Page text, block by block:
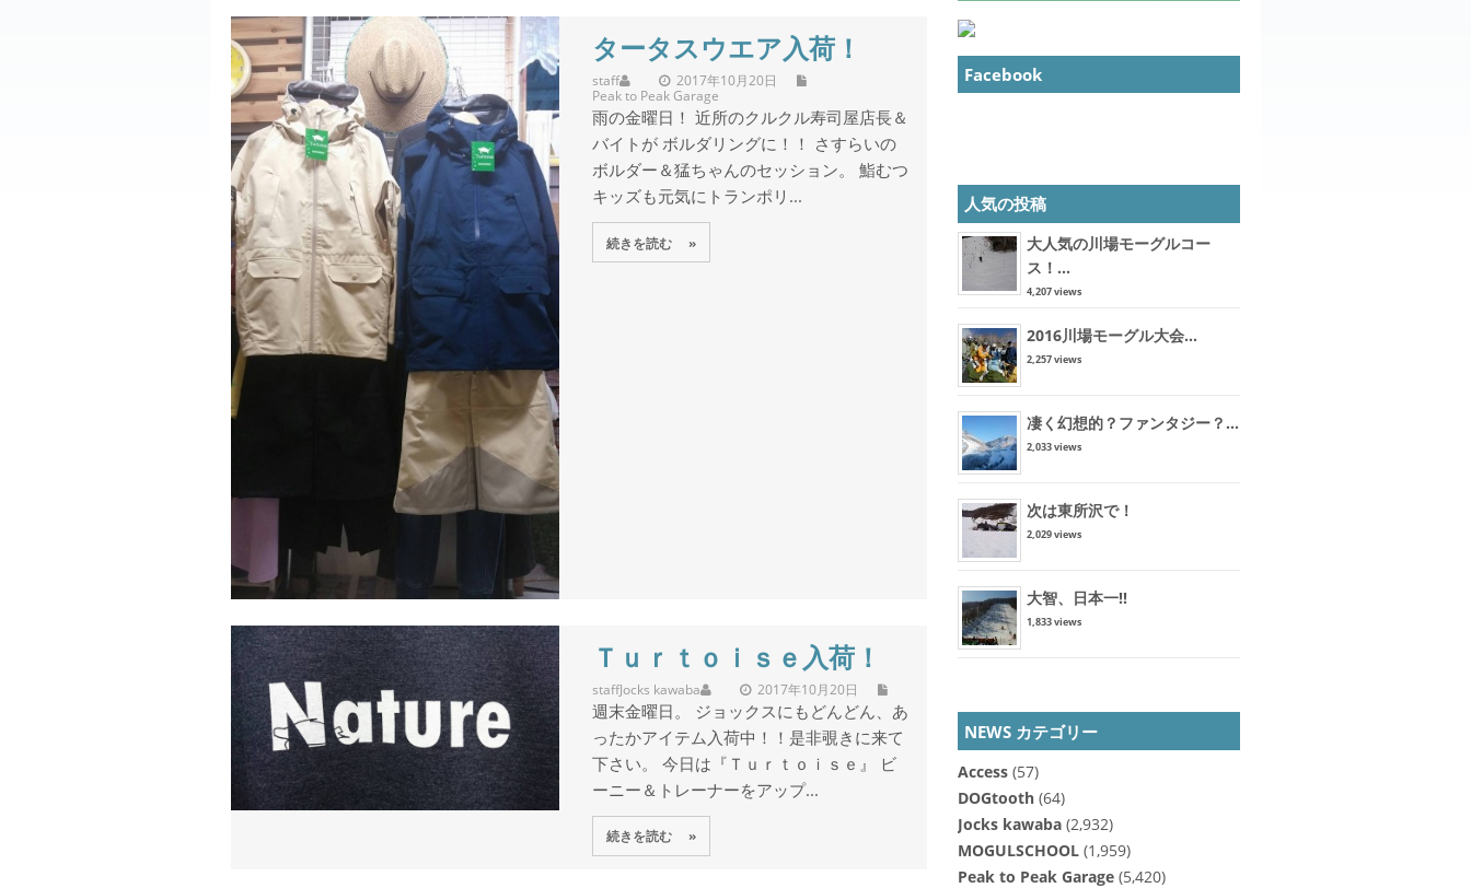
タータスウエア入荷！
staff
2017年10月20日
Peak to Peak Garage
雨の金曜日！ 近所のクルクル寿司屋店長＆
バイトが ボルダリングに！！ さすらいの
ボルダー＆猛ちゃんのセッション。 鮨むつ
キッズも元気にトランポリ...
続きを読む »
Ｔｕｒｔｏｉｓｅ入荷！
staff 2017年10月20日
Jocks kawaba
週末金曜日。 ジョックスにもどんどん、あ
ったかアイテム入荷中！！是非覗きに来て
下さい。 今日は『Ｔｕｒｔｏｉｓｅ』 ビ
ーニー＆トレーナーをアップ...
続きを読む »
Facebook
人気の投稿
大人気の川場モーグルコー
ス！...
4,207 views
2016川場モーグル大会...
2,257 views
凄く幻想的？ファンタジー？...
2,033 views
次は東所沢で！
2,029 views
大智、日本一!!
1,833 views
NEWS カテゴリー
Access(57)
DOGtooth(64)
Jocks kawaba(2,932)
MOGULSCHOOL(1,959)
Peak to Peak Garage(5,420)